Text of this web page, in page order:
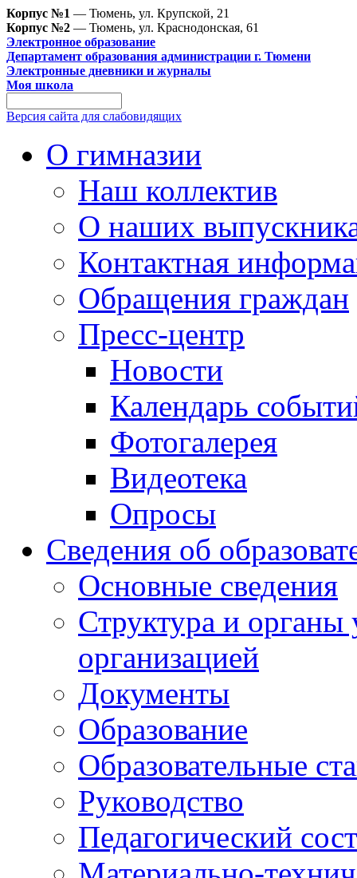
Корпус №1 — Тюмень, ул. Крупской, 21
Корпус №2 — Тюмень, ул. Краснодонская, 61
Электронное образование
Департамент образования администрации г. Тюмени
Электронные дневники и журналы
Моя школа
Версия сайта для слабовидящих
О гимназии
Наш коллектив
О наших
Контактная
Обращения граждан
Пресс-центр
Новости
Календарь
Фотогалерея
Видеотека
Опросы
Сведения об
Основные сведения
Структура и органы
организацией
Документы
Образование
Образовательные
Руководство
Педагогический